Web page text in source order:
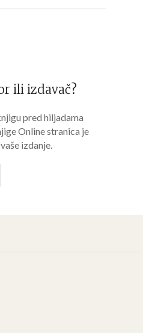
ili izdavač?
pred hiljadama
Online stranica je
izdanje.